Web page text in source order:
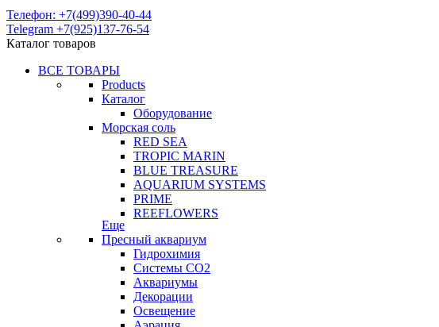
Телефон: +7(499)390-40-44
Telegram +7(925)137-76-54
Каталог товаров
ВСЕ ТОВАРЫ
Products
Каталог
Оборудование
Морская соль
RED SEA
TROPIC MARIN
BLUE TREASURE
AQUARIUM SYSTEMS
PRIME
REEFLOWERS
Еще
Пресный аквариум
Гидрохимия
Системы СО2
Аквариумы
Декорации
Освещение